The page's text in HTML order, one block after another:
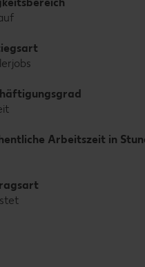
Arbeitszeit in